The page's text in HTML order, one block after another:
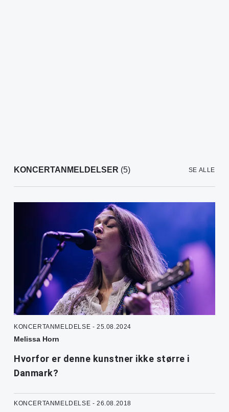
KONCERTANMELDELSER (5) SE ALLE
KONCERTANMELDELSE - 25.08.2024
Melissa Horn
Hvorfor er denne kunstner ikke større i
Danmark?
KONCERTANMELDELSE - 26.08.2018